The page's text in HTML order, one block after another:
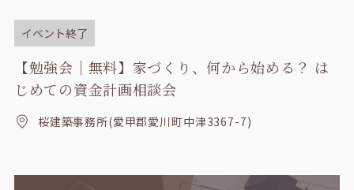
イベント終了
【勉強会｜無料】家づくり、何から始める？ は
じめての資金計画相談会
桜建築事務所(愛甲郡愛川町中津3367-7)